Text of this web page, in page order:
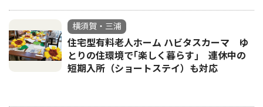
横須賀・三浦
住宅型有料老人ホーム ハビタスカーマ ゆ
とりの住環境で｢楽しく暮らす｣ 連休中の
短期入所（ショートステイ）も対応